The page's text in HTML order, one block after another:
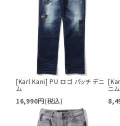
[Karl Kani] PU ロゴ パッチ デニ
ム
16,990円(税込)
ニ